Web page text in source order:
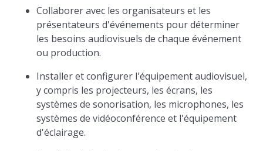
Collaborer avec les organisateurs et les
présentateurs d'événements pour déterminer
les besoins audiovisuels de chaque événement
ou production.
Installer et configurer l'équipement audiovisuel,
y compris les projecteurs, les écrans, les
systèmes de sonorisation, les microphones, les
systèmes de vidéoconférence et l'équipement
d'éclairage.